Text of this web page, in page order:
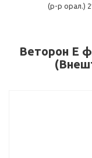
(р-р орал.)
Веторон Е